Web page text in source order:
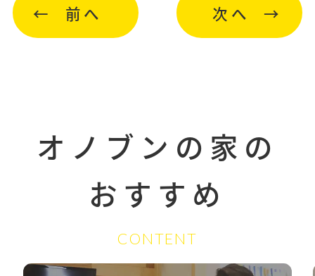
前へ 次へ
オノブンの家の
おすすめ
CONTENT